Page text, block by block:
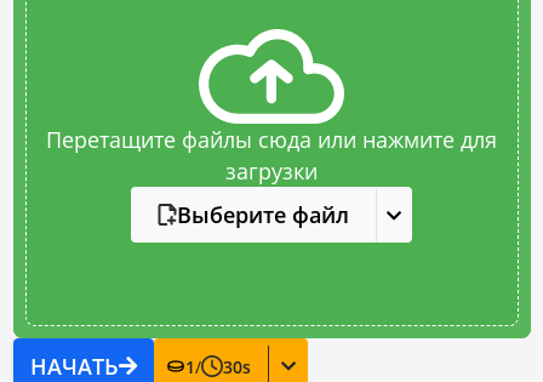
Перетащите файлы сюда или нажмите для
загрузки
Выберите файл
НАЧАТЬ 1/ 30s